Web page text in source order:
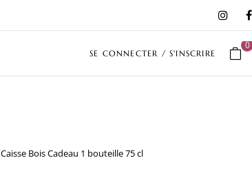
SE CONNECTER / S'INSCRIRE
0
Caisse Bois Cadeau 1 bouteille 75 cl